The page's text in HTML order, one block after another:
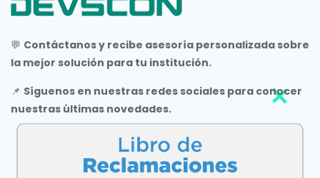
💬 Contáctanos y recibe asesoría personalizada sobre
la mejor solución para tu institución.
📌 Síguenos en nuestras redes sociales para conocer
nuestras últimas novedades.